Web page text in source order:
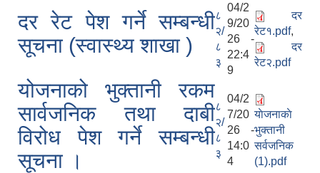
दर रेट पेश गर्ने सम्बन्धी
सूचना (स्वास्थ्य शाखा )
८
२/
८
३
04/2
9/20
26 -
22:4
9
दर
रेट१.pdf,
दर
रेट२.pdf
योजनाको भुक्तानी रकम
सार्वजनिक तथा दाबी
विरोध पेश गर्ने सम्बन्धी
सूचना ।
८
२/
८
३
04/2
7/20
26 -
14:0
4
याेजनाकाे
भुक्तानी
सर्वजनिक
(1).pdf